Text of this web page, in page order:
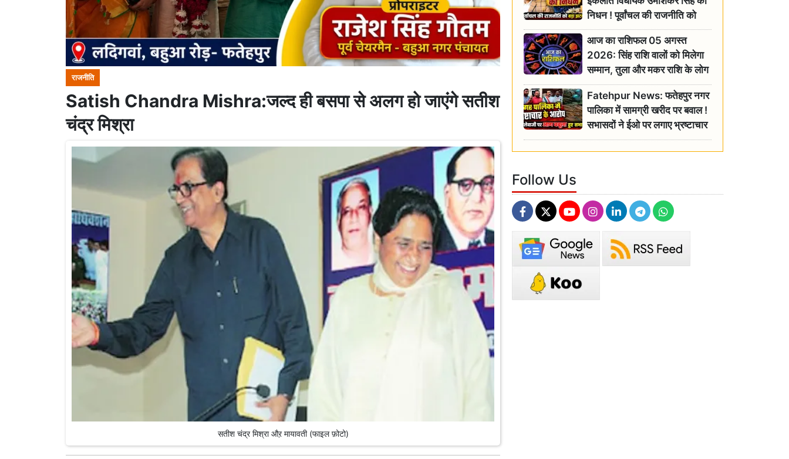
राजनीति
Satish Chandra Mishra:जल्द ही बसपा से अलग हो जाएंगे सतीश
चंद्र मिश्रा
सतीश चंद्र मिश्रा औऱ मायावती (फाइल फ़ोटो)
निधन ! पूर्वांचल की राजनीति को
बड़ा झटका, योगी ने जताया दुःख
आज का राशिफल 05 अगस्त
2026: सिंह राशि वालों को मिलेगा
सम्मान, तुला और मकर राशि के लोग
रहें सतर्क
Fatehpur News: फतेहपुर नगर
पालिका में सामग्री खरीद पर बवाल !
सभासदों ने ईओ पर लगाए भ्रष्टाचार
के गंभीर आरोप
Follow Us